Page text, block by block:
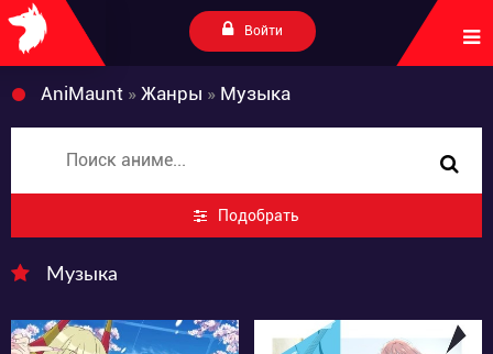
Войти
AniMaunt » Жанры » Музыка
Подобрать
Музыка